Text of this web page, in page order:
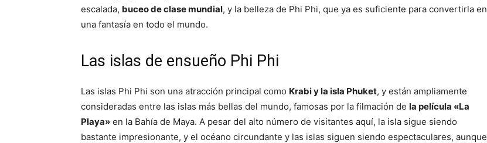
escalada, buceo de clase mundial, y la belleza de Phi Phi, que ya es suficiente para convertirla en
una fantasía en todo el mundo.
Las islas de ensueño Phi Phi
Las islas Phi Phi son una atracción principal como Krabi y la isla Phuket, y están ampliamente
consideradas entre las islas más bellas del mundo, famosas por la filmación de la película «La
Playa» en la Bahía de Maya. A pesar del alto número de visitantes aquí, la isla sigue siendo
bastante impresionante, y el océano circundante y las islas siguen siendo espectaculares, aunque